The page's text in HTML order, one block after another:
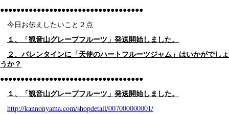
●●●●●●●●●●●●●●●●●●●●●●●●●●●●●●●●●●●
今日お伝えしたいこと２点
１、「観音山グレープフルーツ」発送開始しました。
２、バレンタインに「天使のハートフルーツジャム」はいかがでしょ
うか？
●●●●●●●●●●●●●●●●●●●●●●●●●●●●●●●●●●●
１、「観音山グレープフルーツ」発送開始しました。
http://kannonyama.com/shopdetail/007000000001/